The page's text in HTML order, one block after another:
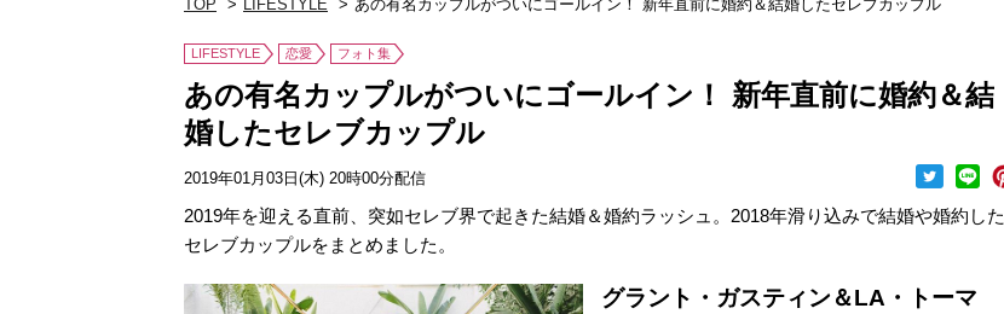
TOP LIFESTYLE あの有名カップルがついにゴールイン！ 新年直前に婚約＆結婚したセレブカップル
LIFESTYLE 恋愛 フォト集
あの有名カップルがついにゴールイン！ 新年直前に婚約＆結
婚したセレブカップル
2019年01月03日(木) 20時00分配信
2019年を迎える直前、突如セレブ界で起きた結婚＆婚約ラッシュ。2018年滑り込みで結婚や婚約した
セレブカップルをまとめました。
グラント・ガスティン＆LA・トーマ